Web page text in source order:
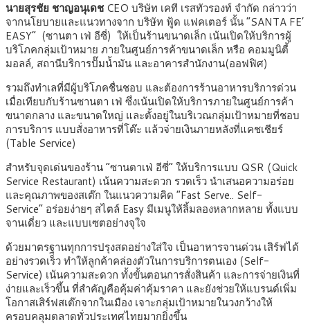
นายสุรชัย ชาญอนุเดชCEO บริษัท เคที เรสทัวรองท์ จำกัด กล่าวว่า
จากนโยบายและแนวทางจาก บริษัท ฟู้ด แฟคเตอร์ นั้น “SANTA FE’
EASY” (ซานตา เฟ่ อีซี่) ให้เป็นร้านขนาดเล็ก เน้นเปิดให้บริการผู้
บริโภคกลุ่มเป้าหมาย ภายในศูนย์การค้าขนาดเล็ก หรือ คอมมูนิตี้
มอลล์, สถานีบริการปั๊มน้ำมัน และอาคารสำนักงาน(ออฟฟิศ)
รวมถึงทำเลที่มีผู้บริโภคชื่นชอบ และต้องการร้านอาหารบริการด่วน
เมื่อเทียบกับร้านซานตา เฟ่ ซึ่งเน้นเปิดให้บริการภายในศูนย์การค้า
ขนาดกลาง และขนาดใหญ่ และตั้งอยู่ในบริเวณกลุ่มเป้าหมายที่ชอบ
การบริการ แบบสั่งอาหารที่โต๊ะ แล้วจ่ายเงินภายหลังที่แคชเชียร์
(Table Service)
สำหรับจุดเด่นของร้าน “ซานตาเฟ่ อีซี่” ให้บริการแบบ QSR (Quick
Service Restaurant) เน้นความสะดวก รวดเร็ว นำเสนอความอร่อย
และคุณภาพของสเต๊ก ในแนวความคิด “Fast Serve.. Self-
Service” อร่อยง่ายๆ สไตล์ Easy มีเมนูให้ลิ้มลองหลากหลาย ทั้งแบบ
จานเดี่ยว และแบบเซตอย่างจุใจ
ด้วยมาตรฐานทุกการปรุงสดอย่างใส่ใจ เป็นอาหารจานด่วน เสิร์ฟได้
อย่างรวดเร็ว ทำให้ลูกค้าคล่องตัวในการบริการตนเอง (Self-
Service) เน้นความสะดวก ทั้งขั้นตอนการสั่งสินค้า และการจ่ายเงินที่
ง่ายและเร็วขึ้น ที่สำคัญคือคุ้มค่าคุ้มราคา และยังช่วยให้แบรนด์เพิ่ม
โอกาสเสิร์ฟสเต๊กจากในเมือง เจาะกลุ่มเป้าหมายในวงกว้างให้
ครอบคลุมตลาดทั่วประเทศไทยมากยิ่งขึ้น